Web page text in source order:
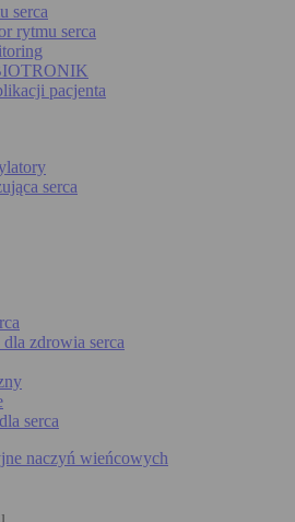
serca
rytmu serca
pacjenta
serca
zdrowia serca
serca
naczyń wieńcowych